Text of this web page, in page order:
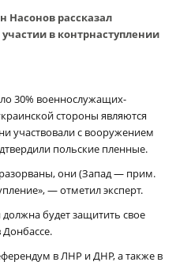
Насонов рассказал
в контрнаступлении
30% военнослужащих-
стороны являются
участвовали с вооружением
польские пленные.
они (Запад — прим.
— отметил эксперт.
будет защитить свое
в ЛНР и ДНР, а также в